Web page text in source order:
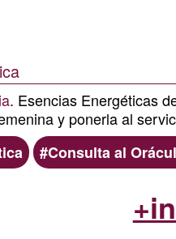
. Esencias Energéticas
y ponerla al
Consulta al